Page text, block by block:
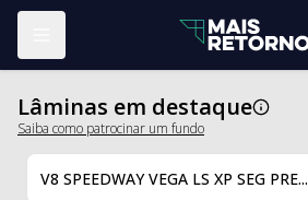
Lâminas em destaque
Saiba como patrocinar um fundo
V8 SPEEDWAY VEGA LS XP SEG PRE...